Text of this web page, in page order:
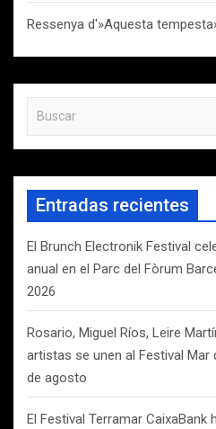
Ressenya d'»Aquesta
s
c
r
Entradas recientes
El Brunch Electronik Festival
anual en el Parc del Fòrum
2026
Rosario, Miguel Ríos, Leire
artistas se unen al Festival Mar
de agosto
El Festival Terramar CaixaBank